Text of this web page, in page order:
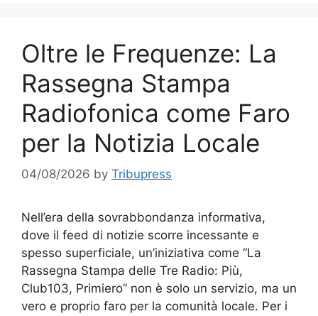
Oltre le Frequenze: La
Rassegna Stampa
Radiofonica come Faro
per la Notizia Locale
04/08/2026 by Tribupress
Nell’era della sovrabbondanza informativa,
dove il feed di notizie scorre incessante e
spesso superficiale, un’iniziativa come “La
Rassegna Stampa delle Tre Radio: Più,
Club103, Primiero” non è solo un servizio, ma un
vero e proprio faro per la comunità locale. Per i